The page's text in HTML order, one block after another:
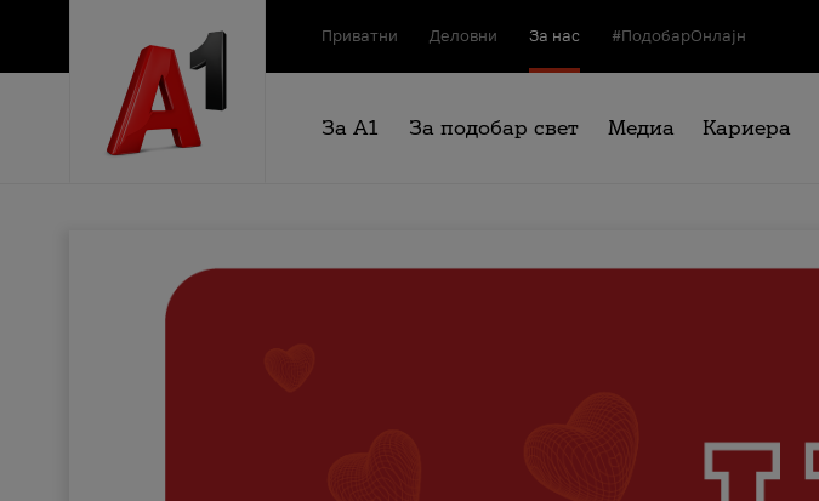
Приватни Деловни За нас #ПодобарОнлајн
За А1 За подобар свет Медиа Кариера